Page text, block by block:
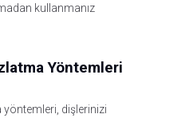
kullanmanız
Yöntemleri
dişlerinizi